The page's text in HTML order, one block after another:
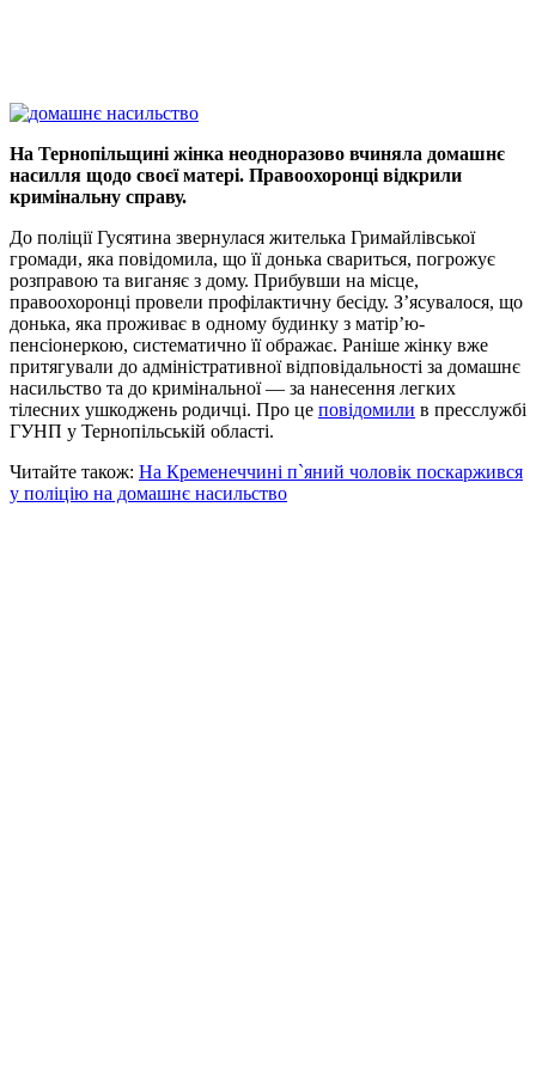
На Тернопільщині жінка неодноразово вчиняла домашнє
насилля щодо своєї матері. Правоохоронці відкрили
кримінальну справу.
До поліції Гусятина звернулася жителька Гримайлівської
громади, яка повідомила, що її донька свариться, погрожує
розправою та виганяє з дому. Прибувши на місце,
правоохоронці провели профілактичну бесіду. З’ясувалося, що
донька, яка проживає в одному будинку з матір’ю-
пенсіонеркою, систематично її ображає. Раніше жінку вже
притягували до адміністративної відповідальності за домашнє
насильство та до кримінальної — за нанесення легких
тілесних ушкоджень родичці. Про це повідомили в пресслужбі
ГУНП у Тернопільській області.
Читайте також: На Кременеччині п`яний чоловік поскаржився
у поліцію на домашнє насильство